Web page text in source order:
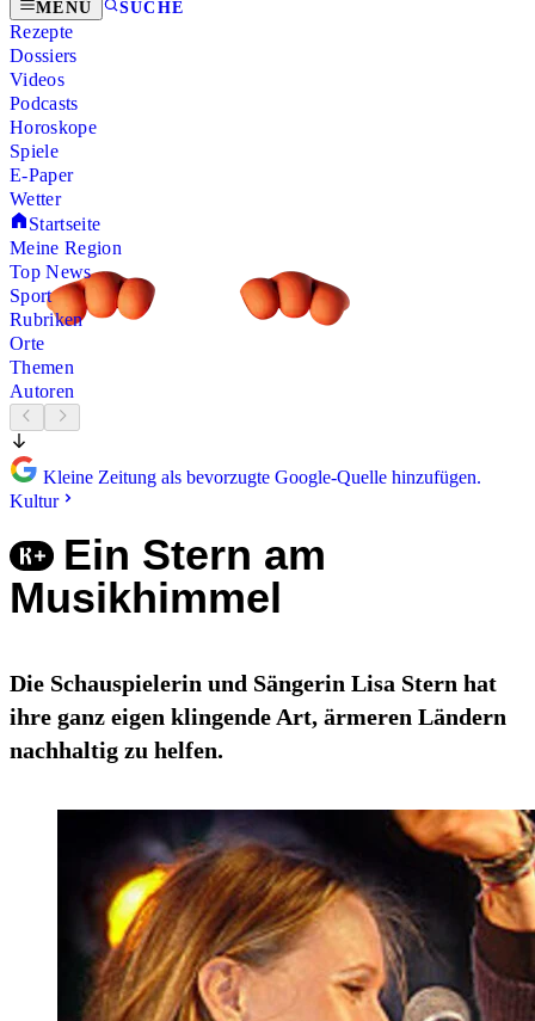
MENÜ SUCHE
Rezepte
Dossiers
Videos
Podcasts
Horoskope
Spiele
E-Paper
Wetter
Startseite
Meine Region
Top News
Sport
Rubriken
Orte
Themen
Autoren
Kleine Zeitung als bevorzugte Google-Quelle hinzufügen.
Kultur
Ein Stern am
Musikhimmel
Die Schauspielerin und Sängerin Lisa Stern hat
ihre ganz eigen klingende Art, ärmeren Ländern
nachhaltig zu helfen.